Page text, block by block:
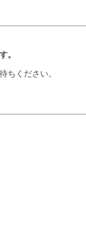
。
ちください。